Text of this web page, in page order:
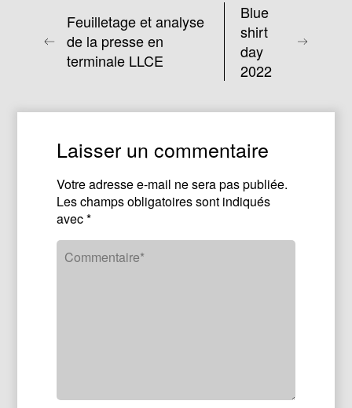
Feuilletage et analyse
de la presse en
terminale LLCE
Blue
shirt
day
2022
Laisser un commentaire
Votre adresse e-mail ne sera pas publiée.
Les champs obligatoires sont indiqués
avec*